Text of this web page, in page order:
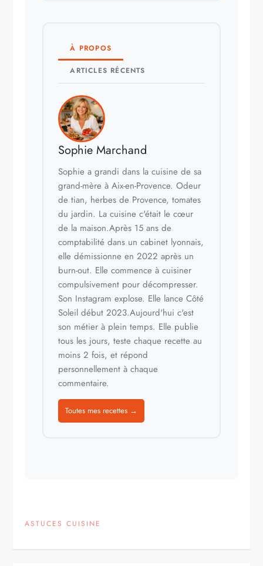
À PROPOS
ARTICLES RÉCENTS
Sophie Marchand
Sophie a grandi dans la cuisine de sa
grand-mère à Aix-en-Provence. Odeur
de tian, herbes de Provence, tomates
du jardin. La cuisine c'était le cœur
de la maison.Après 15 ans de
comptabilité dans un cabinet lyonnais,
elle démissionne en 2022 après un
burn-out. Elle commence à cuisiner
compulsivement pour décompresser.
Son Instagram explose. Elle lance Côté
Soleil début 2023.Aujourd'hui c'est
son métier à plein temps. Elle publie
tous les jours, teste chaque recette au
moins 2 fois, et répond
personnellement à chaque
commentaire.
Toutes mes recettes →
ASTUCES CUISINE